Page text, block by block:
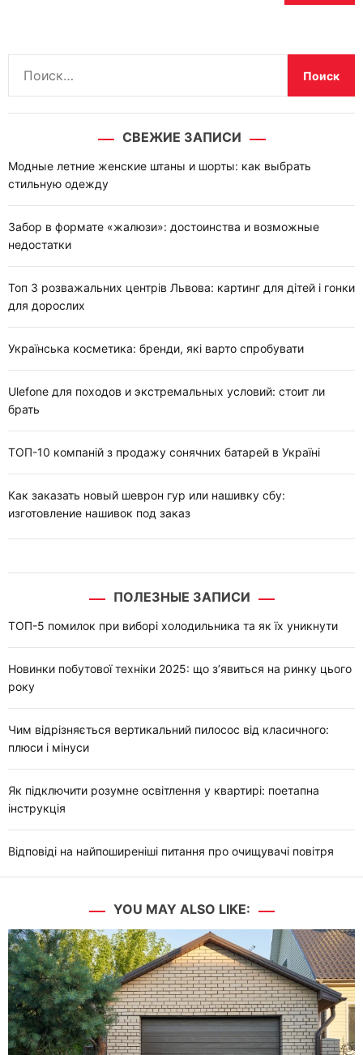
:
СВЕЖИЕ ЗАПИСИ
Модные летние женские штаны и шорты: как выбрать
стильную одежду
Забор в формате «жалюзи»: достоинства и возможные
недостатки
Топ 3 розважальних центрів Львова: картинг для дітей і гонки
для дорослих
Українська косметика: бренди, які варто спробувати
Ulefone для походов и экстремальных условий: стоит ли
брать
ТОП-10 компаній з продажу сонячних батарей в Україні
Как заказать новый шеврон гур или нашивку сбу:
изготовление нашивок под заказ
ПОЛЕЗНЫЕ ЗАПИСИ
ТОП-5 помилок при виборі холодильника та як їх уникнути
Новинки побутової техніки 2025: що з’явиться на ринку цього
року
Чим відрізняється вертикальний пилосос від класичного:
плюси і мінуси
Як підключити розумне освітлення у квартирі: поетапна
інструкція
Відповіді на найпоширеніші питання про очищувачі повітря
YOU MAY ALSO LIKE: